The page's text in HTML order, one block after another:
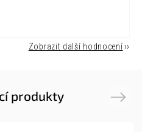
Zobrazit další hodnocení
produkty Next